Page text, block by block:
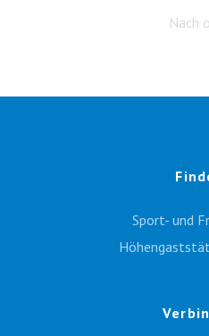
Nach
Sport- und